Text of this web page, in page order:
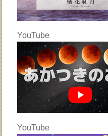
YouTube
YouTube